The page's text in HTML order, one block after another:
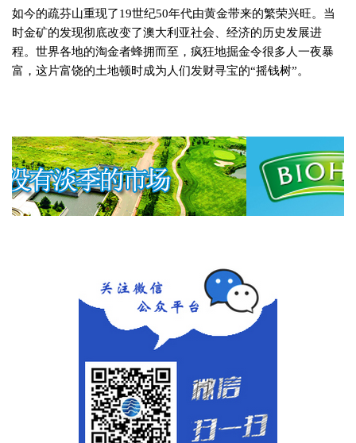
如今的疏芬山重现了19世纪50年代由黄金带来的繁荣兴旺。当
时金矿的发现彻底改变了澳大利亚社会、经济的历史发展进
程。世界各地的淘金者蜂拥而至，疯狂地掘金令很多人一夜暴
富，这片富饶的土地顿时成为人们发财寻宝的“摇钱树”。